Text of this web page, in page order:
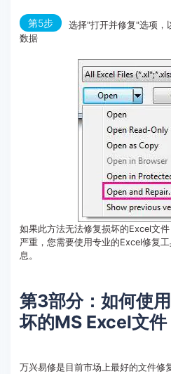
第5步
选择"打开并修复"选项，
数据
如果此方法无法修复损坏的Excel文
严重，您需要使用专业的Excel修复
息。
第3部分：如何使
坏的MS Excel文件
万兴易修是目前市场上最好的文件修